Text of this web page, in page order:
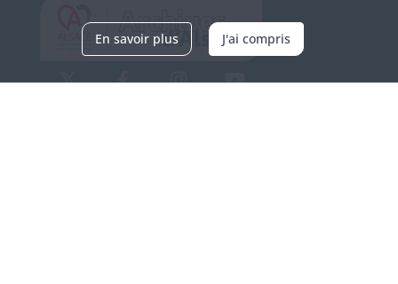
En savoir plus J'ai compris